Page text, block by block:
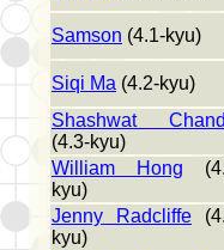
Samson (4.1-kyu)
Siqi Ma (4.2-kyu)
Shashwat
(4.3-kyu)
William Hong
kyu)
Jenny Radcliffe
kyu)